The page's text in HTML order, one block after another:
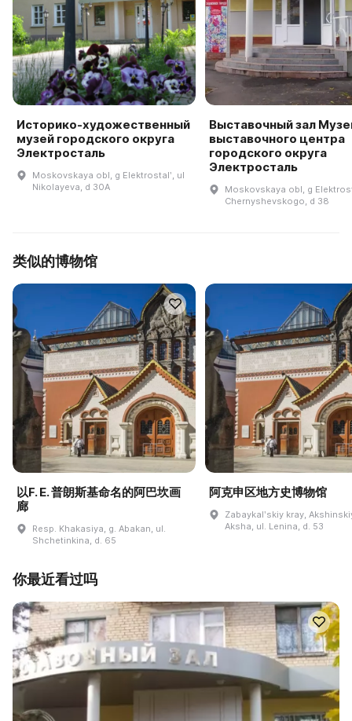
Историко-художественный
музей городского округа
Электросталь
Moskovskaya obl, g Elektrostalʹ, ul
Nikolayeva, d 30A
Выставочный зал
выставочного центра
городского округа
Электросталь
Moskovskaya obl, g
Chernyshevskogo, d 38
类似的博物馆
以F. E. 普朗斯基命名的阿巴坎画
廊
Resp. Khakasiya, g. Abakan, ul.
Shchetinkina, d. 65
阿克申区地方史博物馆
Zabaykalʹskiy kray,
Aksha, ul. Lenina, d. 53
你最近看过吗